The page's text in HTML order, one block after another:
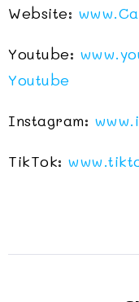
Website:
Youtube:
Youtube
Instagram:
TikTok: